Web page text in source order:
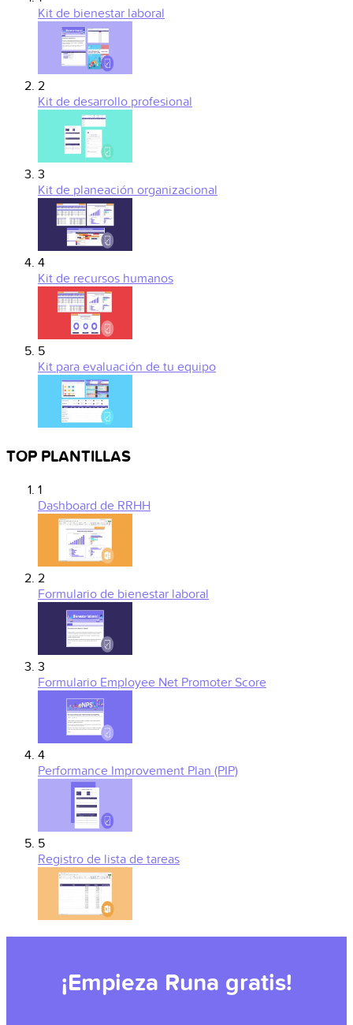
Kit de bienestar laboral
2
Kit de desarrollo profesional
3
Kit de planeación organizacional
4
Kit de recursos humanos
5
Kit para evaluación de tu equipo
TOP PLANTILLAS
1
Dashboard de RRHH
2
Formulario de bienestar laboral
3
Formulario Employee Net Promoter Score
4
Performance Improvement Plan (PIP)
5
Registro de lista de tareas
¡Empieza Runa gratis!